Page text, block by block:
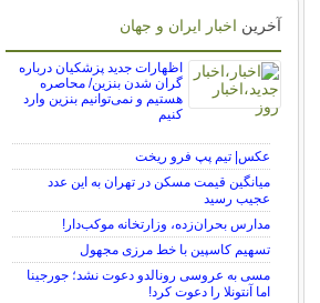
آخرین اخبار ایران و جهان
اظهارات جدید پزشکیان درباره
گران شدن بنزین/ محاصره
هستیم و نمی‌توانیم بنزین وارد
کنیم
عکس| تیم پپ فرو ریخت
میانگین قیمت مسکن در تهران به این عدد
عجیب رسید
مدارس بحران‌زده، وزارتخانه موکب‌دار!
تسهیم کاسپین با خط مرزی مجهول
مسی به عروسی رونالدو دعوت نشد؛ جورجینا
اما آنتونلا را دعوت کرد!